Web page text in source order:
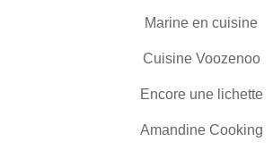
Marine en cuisine
Cuisine Voozenoo
Encore une lichette
Amandine Cooking